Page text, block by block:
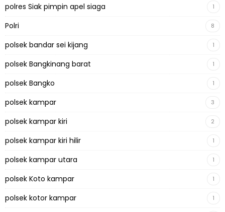
polres Siak pimpin apel siaga 1
Polri 8
polsek bandar sei kijang 1
polsek Bangkinang barat 1
polsek Bangko 1
polsek kampar 3
polsek kampar kiri 2
polsek kampar kiri hilir 1
polsek kampar utara 1
polsek Koto kampar 1
polsek kotor kampar 1